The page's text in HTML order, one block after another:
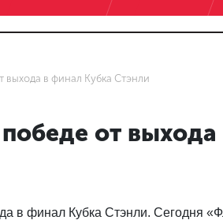
выхода в финал Кубка Стэнли
от
в финал Кубка Стэнли. Сегодня